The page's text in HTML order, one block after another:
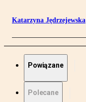
Katarzyna Jędrzejewska
Powiązane
Polecane